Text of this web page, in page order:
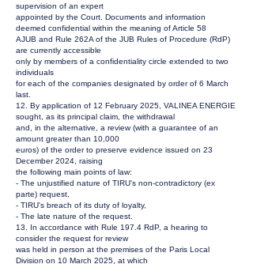
supervision of an expert
appointed by the Court. Documents and information
deemed confidential within the meaning of Article 58
AJUB and Rule 262A of the JUB Rules of Procedure (RdP)
are currently accessible
only by members of a confidentiality circle extended to two
individuals
for each of the companies designated by order of 6 March
last.
12. By application of 12 February 2025, VALINEA ENERGIE
sought, as its principal claim, the withdrawal
and, in the alternative, a review (with a guarantee of an
amount greater than 10,000
euros) of the order to preserve evidence issued on 23
December 2024, raising
the following main points of law:
- The unjustified nature of TIRU's non-contradictory (ex
parte) request,
- TIRU's breach of its duty of loyalty,
- The late nature of the request.
13. In accordance with Rule 197.4 RdP, a hearing to
consider the request for review
was held in person at the premises of the Paris Local
Division on 10 March 2025, at which